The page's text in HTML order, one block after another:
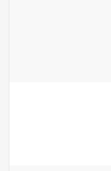
لینکداین
توییتر